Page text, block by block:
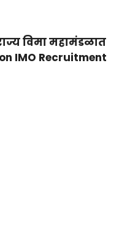
विमा महामंडळात
IMO Recruitment